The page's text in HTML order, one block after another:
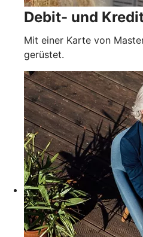
Debit- und
Mit einer Karte von
gerüstet.